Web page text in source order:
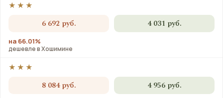
★★★
6 692 руб. 4 031 руб.
на 66.01%
дешевле в Хошимине
★★★
8 084 руб. 4 956 руб.